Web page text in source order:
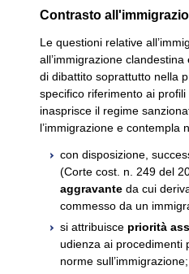
Contrasto
Le questioni relative
all’immigrazione
di dibattito soprattutto nella
specifico riferimento ai
inasprisce il regime
l’immigrazione e contempla
con disposizione,
(Corte cost. n. 249 del
aggravante da cui
commesso da un
si attribuisce priorità
udienza ai procedimenti
norme sull’immigrazione;